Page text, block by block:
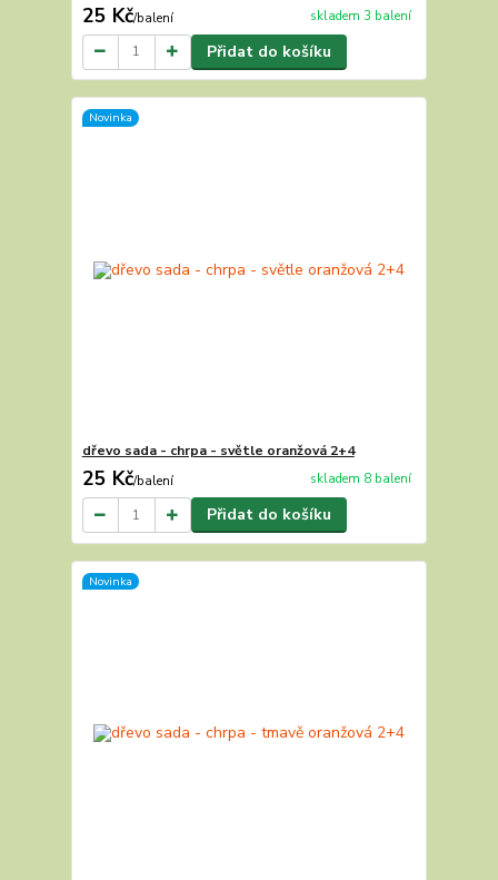
25 Kč/balení skladem 3 balení
Přidat do košíku
Novinka
dřevo sada - chrpa - světle oranžová 2+4
25 Kč/balení skladem 8 balení
Přidat do košíku
Novinka